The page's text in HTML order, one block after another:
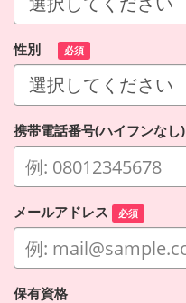
性別 必須
携帯電話番号(ハイフンなし)
メールアドレス 必須
保有資格